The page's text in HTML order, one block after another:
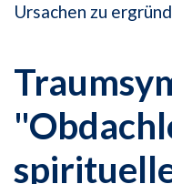
Ursachen zu